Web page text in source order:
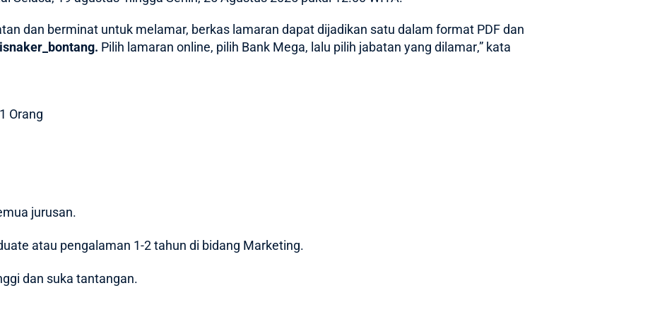
dan berminat untuk melamar, berkas lamaran dapat dijadikan satu dalam format PDF dan
Pilih lamaran online, pilih Bank Mega, lalu pilih jabatan yang dilamar,” kata
Orang
jurusan.
atau pengalaman 1-2 tahun di bidang Marketing.
dan suka tantangan.